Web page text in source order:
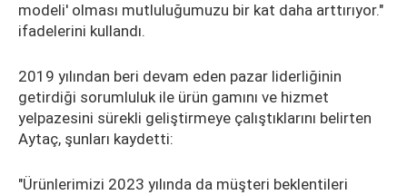
modeli' olması mutluluğumuzu bir kat daha arttırıyor."
ifadelerini kullandı.
2019 yılından beri devam eden pazar liderliğinin
getirdiği sorumluluk ile ürün gamını ve hizmet
yelpazesini sürekli geliştirmeye çalıştıklarını belirten
Aytaç, şunları kaydetti:
"Ürünlerimizi 2023 yılında da müşteri beklentileri